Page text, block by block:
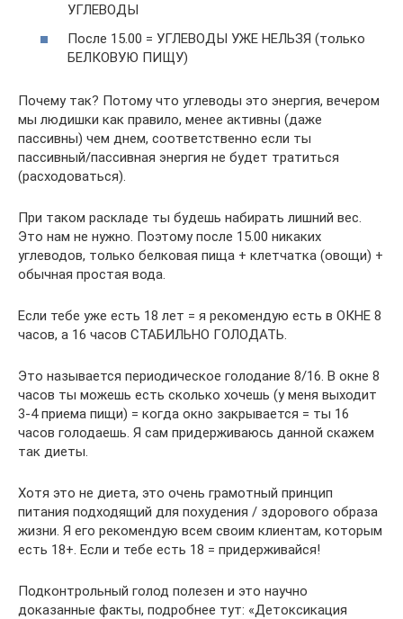
УГЛЕВОДЫ
После 15.00 = УГЛЕВОДЫ УЖЕ НЕЛЬЗЯ (только
БЕЛКОВУЮ ПИЩУ)
Почему так? Потому что углеводы это энергия, вечером
мы людишки как правило, менее активны (даже
пассивны) чем днем, соответственно если ты
пассивный/пассивная энергия не будет тратиться
(расходоваться).
При таком раскладе ты будешь набирать лишний вес.
Это нам не нужно. Поэтому после 15.00 никаких
углеводов, только белковая пища + клетчатка (овощи) +
обычная простая вода.
Если тебе уже есть 18 лет = я рекомендую есть в ОКНЕ 8
часов, а 16 часов СТАБИЛЬНО ГОЛОДАТЬ.
Это называется периодическое голодание 8/16. В окне 8
часов ты можешь есть сколько хочешь (у меня выходит
3-4 приема пищи) = когда окно закрывается = ты 16
часов голодаешь. Я сам придерживаюсь данной скажем
так диеты.
Хотя это не диета, это очень грамотный принцип
питания подходящий для похудения / здорового образа
жизни. Я его рекомендую всем своим клиентам, которым
есть 18+. Если и тебе есть 18 = придерживайся!
Подконтрольный голод полезен и это научно
доказанные факты, подробнее тут: «Детоксикация